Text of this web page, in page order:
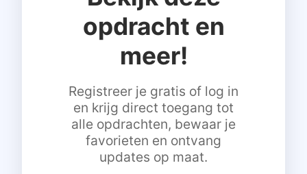
Inloggen
opdracht en
meer!
Registreer je gratis of log in
en krijg direct toegang tot
alle opdrachten, bewaar je
favorieten en ontvang
updates op maat.